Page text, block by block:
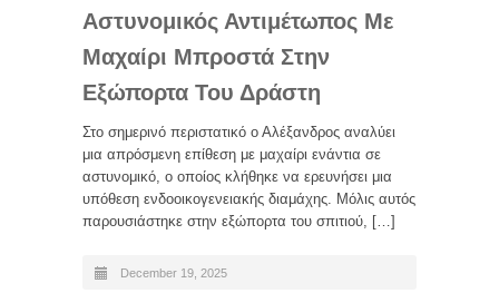
Αστυνομικός Αντιμέτωπος Με
Μαχαίρι Μπροστά Στην
Εξώπορτα Του Δράστη
Στο σημερινό περιστατικό ο Αλέξανδρος αναλύει
μια απρόσμενη επίθεση με μαχαίρι ενάντια σε
αστυνομικό, ο οποίος κλήθηκε να ερευνήσει μια
υπόθεση ενδοοικογενειακής διαμάχης. Μόλις αυτός
παρουσιάστηκε στην εξώπορτα του σπιτιού, […]
December 19, 2025